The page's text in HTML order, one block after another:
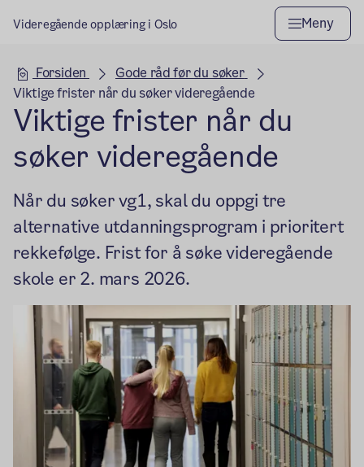
Videregående opplæring i Oslo Meny
Hovedseksjon
Forsiden
Gode råd før du søker
Viktige frister når du søker videregående
Viktige frister når du
søker videregående
Når du søker vg1, skal du oppgi tre
alternative utdanningsprogram i prioritert
rekkefølge. Frist for å søke videregående
skole er 2. mars 2026.